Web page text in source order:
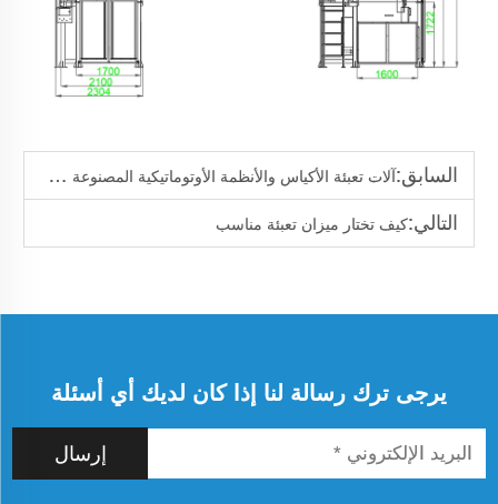
السابق:آلات تعبئة الأكياس والأنظمة الأوتوماتيكية المصنوعة في الصين
التالي:كيف تختار ميزان تعبئة مناسب
يرجى ترك رسالة لنا إذا كان لديك أي أسئلة
إرسال